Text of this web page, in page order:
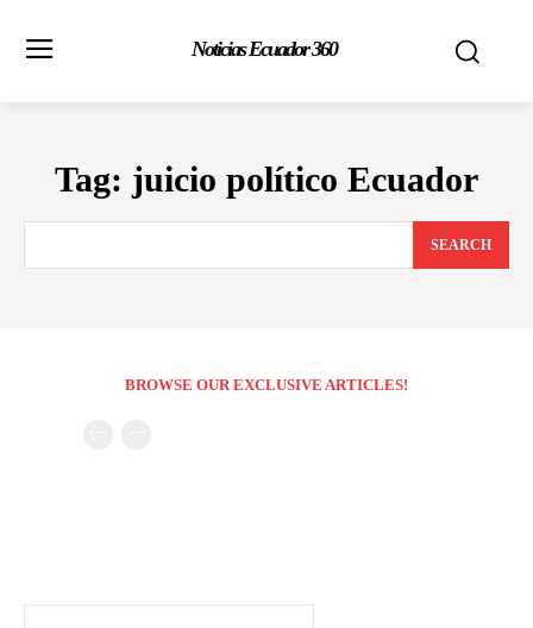
Noticias Ecuador 360
Tag: juicio político Ecuador
SEARCH
BROWSE OUR EXCLUSIVE ARTICLES!